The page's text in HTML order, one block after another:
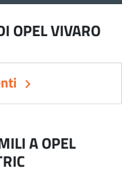
OPEL VIVARO
keyboard_arrow_right
A OPEL